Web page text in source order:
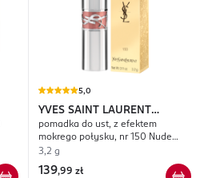
5,0
YVES SAINT LAURENT
Loveshine
pomadka do ust, z efektem
mokrego połysku, nr 150 Nude
Lingerie
3,2 g
139,99 zł